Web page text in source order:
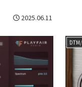
2025.06.11